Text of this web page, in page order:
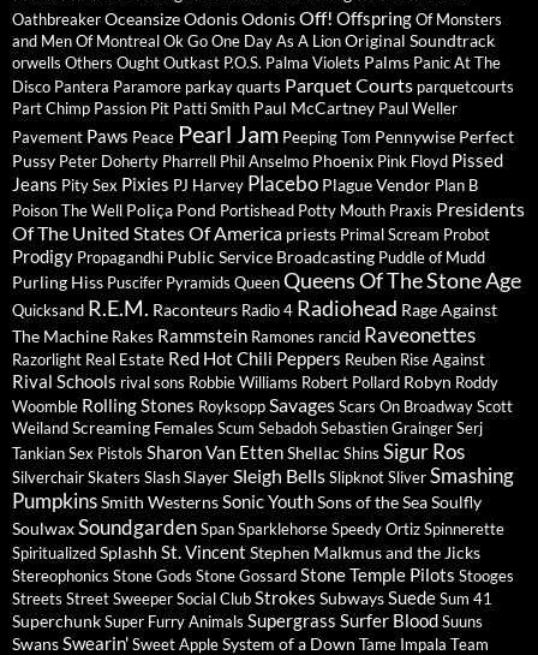
OathbreakerOceansizeOdonis OdonisOff! OffspringOf Monsters
and MenOf MontrealOk GoOne Day As A LionOriginal Soundtrack
orwells Others OughtOutkast P.O.S. Palma Violets Palms Panic At The
Disco Pantera Paramore parkay quarts Parquet Courts parquetcourts
Part Chimp Passion Pit Patti Smith Paul McCartney Paul Weller
Pavement Paws Peace Pearl Jam Peeping Tom Pennywise Perfect
Pussy Peter Doherty Pharrell Phil Anselmo Phoenix Pink Floyd Pissed
Jeans Pity Sex Pixies PJ Harvey Placebo Plague Vendor Plan B
Poison The Well Poliça Pond Portishead Potty Mouth Praxis Presidents
Of The United States Of America priests Primal Scream Probot
Prodigy Propagandhi Public Service Broadcasting Puddle of Mudd
Purling Hiss Puscifer Pyramids QueenQueens Of The Stone Age
Quicksand R.E.M. Raconteurs Radio 4 Radiohead Rage Against
The Machine Rakes Rammstein Ramones rancid Raveonettes
Razorlight Real Estate Red Hot Chili Peppers Reuben Rise Against
Rival Schools rival sons Robbie Williams Robert Pollard Robyn Roddy
Woomble Rolling Stones RoyksoppSavagesScars On BroadwayScott
WeilandScreaming FemalesScum SebadohSebastien GraingerSerj
TankianSex Pistols Sharon Van EttenShellac Shins Sigur Ros
SilverchairSkaters SlashSlayerSleigh BellsSlipknotSliverSmashing
PumpkinsSmith WesternsSonic YouthSons of the SeaSoulfly
SoulwaxSoundgardenSpanSparklehorseSpeedy OrtizSpinnerette
SpiritualizedSplashh St. Vincent Stephen Malkmus and the Jicks
Stereophonics Stone Gods Stone GossardStone Temple Pilots Stooges
Streets Street Sweeper Social ClubStrokes SubwaysSuedeSum 41
SuperchunkSuper Furry Animals Supergrass Surfer BloodSuuns
SwansSwearin'Sweet AppleSystem of a Down Tame Impala Team